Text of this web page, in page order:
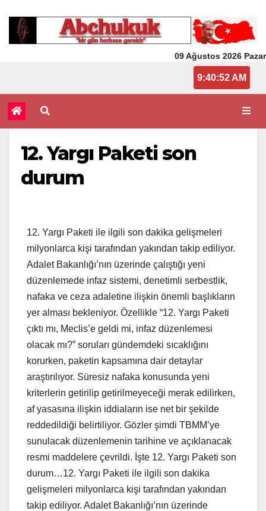
09 Ağustos 2026 Pazar
9:40:52 AM
12. Yargı Paketi son
durum
12. Yargı Paketi ile ilgili son dakika gelişmeleri
milyonlarca kişi tarafından yakından takip ediliyor.
Adalet Bakanlığı’nın üzerinde çalıştığı yeni
düzenlemede infaz sistemi, denetimli serbestlik,
nafaka ve ceza adaletine ilişkin önemli başlıkların
yer alması bekleniyor. Özellikle “12. Yargı Paketi
çıktı mı, Meclis’e geldi mi, infaz düzenlemesi
olacak mı?” soruları gündemdeki sıcaklığını
korurken, paketin kapsamına dair detaylar
araştırılıyor. Süresiz nafaka konusunda yeni
kriterlerin getirilip getirilmeyeceği merak edilirken,
af yasasına ilişkin iddiaların ise net bir şekilde
reddedildiği belirtiliyor. Gözler şimdi TBMM’ye
sunulacak düzenlemenin tarihine ve açıklanacak
resmi maddelere çevrildi. İşte 12. Yargı Paketi son
durum…12. Yargı Paketi ile ilgili son dakika
gelişmeleri milyonlarca kişi tarafından yakından
takip ediliyor. Adalet Bakanlığı’nın üzerinde